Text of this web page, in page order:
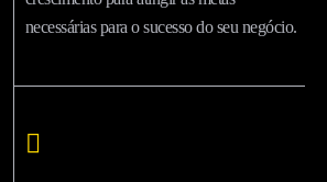
necessárias para o sucesso do seu negócio.